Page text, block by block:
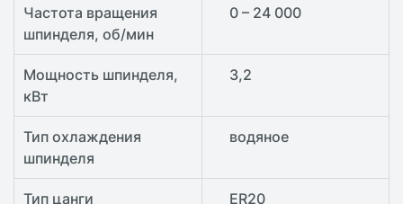
Частота вращения
шпинделя, об/мин
0 – 24 000
Мощность шпинделя,
кВт
3,2
Тип охлаждения
шпинделя
водяное
Тип цанги ER20